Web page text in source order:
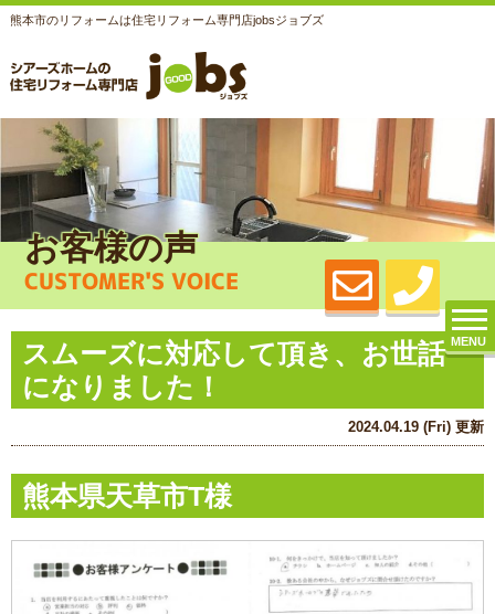
熊本市のリフォームは住宅リフォーム専門店jobsジョブズ
MENU
お客様の声
CUSTOMER'S VOICE
スムーズに対応して頂き、お世話
になりました！
2024.04.19 (Fri) 更新
熊本県天草市T様